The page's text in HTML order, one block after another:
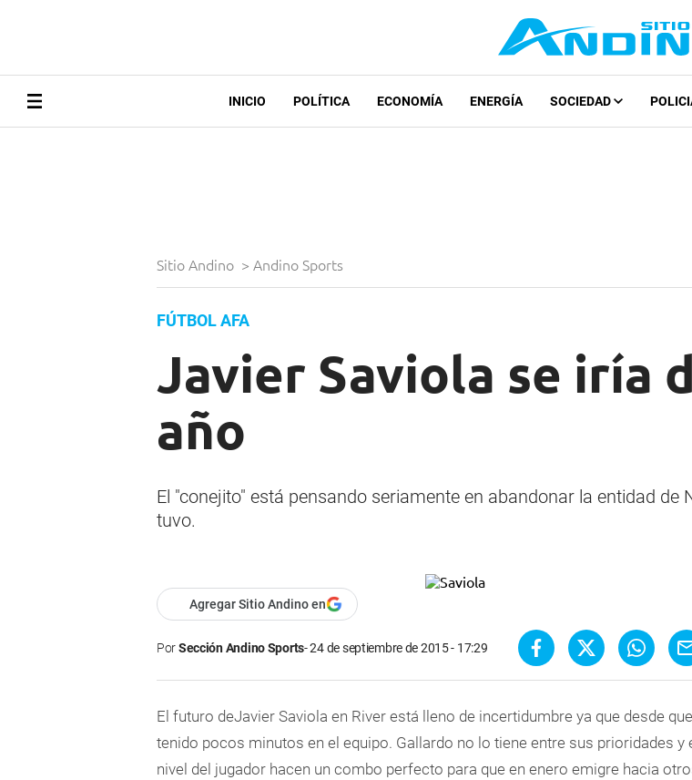
INICIO POLÍTICA ECONOMÍA ENERGÍA SOCIEDAD
Sitio Andino > Andino Sports
FÚTBOL AFA
Javier Saviola se iría
año
El "conejito" está pensando seriamente en abandonar la entidad
tuvo.
Agregar Sitio Andino en
PorSección Andino Sports 24 de septiembre de 2015 - 17:29
El futuro deJavier Saviola en River está lleno de incertidumbre ya que desde
tenido pocos minutos en el equipo. Gallardo no lo tiene entre sus prioridades y
nivel del jugador hacen un combo perfecto para que en enero emigre hacia